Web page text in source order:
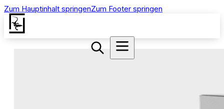
Zum Hauptinhalt springenZum Footer springen